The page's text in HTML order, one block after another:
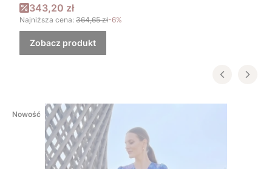
Cena promocyjna
343,20 zł
Najniższa cena: 364,65 zł-6%
Zobacz produkt
Nowość